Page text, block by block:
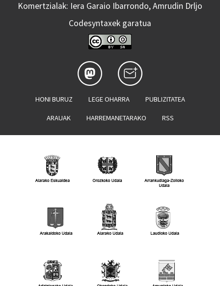
Komertzialak: Iera Garaio Ibarrondo, Amrudin Drljo
Codesyntaxek garatua
HONI BURUZ LEGE OHARRA PUBLIZITATEA
ARAUAK HARREMANETARAKO RSS